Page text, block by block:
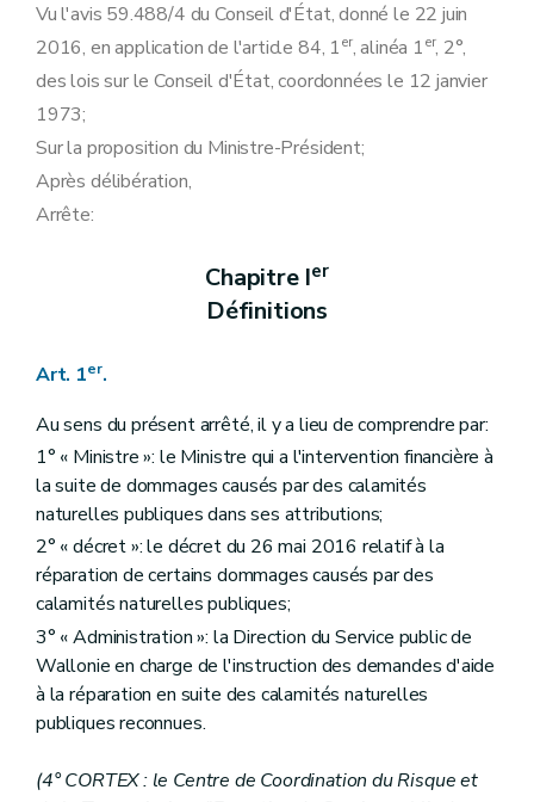
Vu l'avis 59.488/4 du Conseil d'État, donné le 22 juin
2016, en application de l'article 84, 1er, alinéa 1er, 2°,
des lois sur le Conseil d'État, coordonnées le 12 janvier
1973;
Sur la proposition du Ministre-Président;
Après délibération,
Arrête:
Chapitre Ier
Définitions
Art. 1er.
Au sens du présent arrêté, il y a lieu de comprendre par:
1° « Ministre »: le Ministre qui a l'intervention financière à
la suite de dommages causés par des calamités
naturelles publiques dans ses attributions;
2° « décret »: le décret du 26 mai 2016 relatif à la
réparation de certains dommages causés par des
calamités naturelles publiques;
3° « Administration »: la Direction du Service public de
Wallonie en charge de l'instruction des demandes d'aide
à la réparation en suite des calamités naturelles
publiques reconnues.
(4° CORTEX : le Centre de Coordination du Risque et